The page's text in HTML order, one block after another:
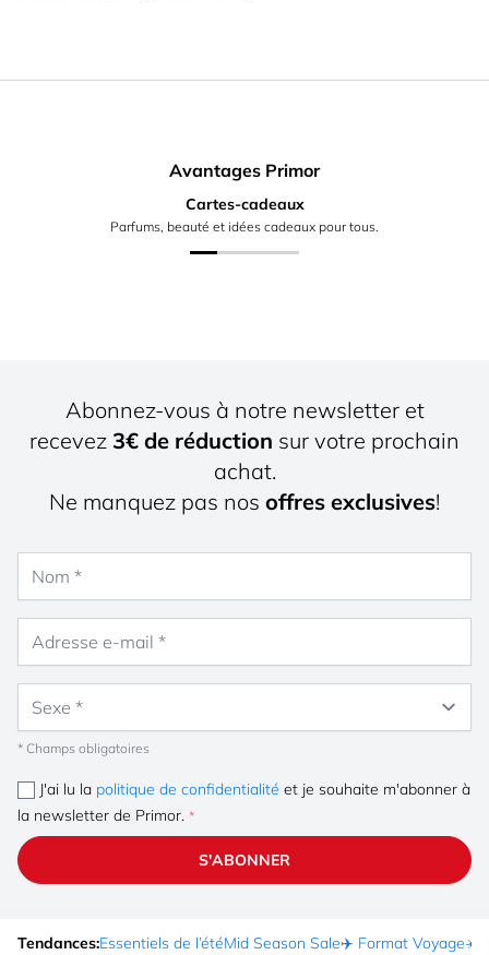
Avantages Primor
Cartes-cadeaux
Parfums, beauté et idées cadeaux pour tous.
Abonnez-vous à notre newsletter et
recevez 3€ de réduction sur votre prochain
achat.
Ne manquez pas nos offres exclusives!
* Champs obligatoires
J'ai lu la politique de confidentialité et je souhaite m'abonner à
la newsletter de Primor.
S'ABONNER
Tendances:Essentiels de l’étéMid Season Sale✈️ Format Voyage☀️